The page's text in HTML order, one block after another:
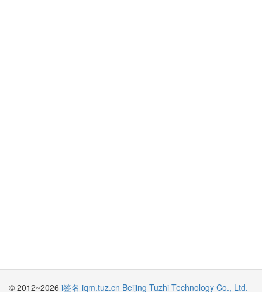
© 2012~2026 i签名 iqm.tuz.cn Beijing Tuzhi Technology Co., Ltd.